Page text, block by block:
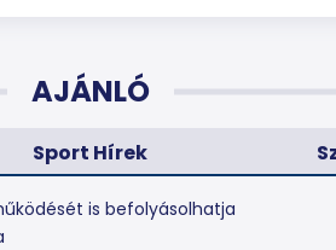
AJÁNLÓ
Sport Hírek
is befolyásolhatja